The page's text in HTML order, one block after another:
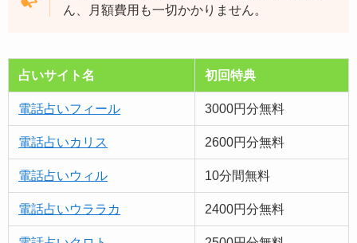
ん、月額費用も一切かかりません。
占いサイト名 初回特典
電話占いフィール 3000円分無料
電話占いカリス 2600円分無料
電話占いウィル 10分間無料
電話占いウララカ 2400円分無料